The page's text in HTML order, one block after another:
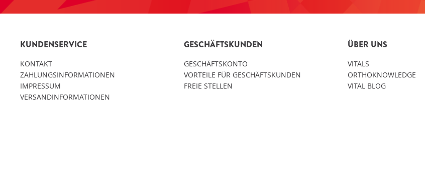
KUNDENSERVICE
KONTAKT
ZAHLUNGSINFORMATIONEN
IMPRESSUM
VERSANDINFORMATIONEN
GESCHÄFTSKUNDEN
GESCHÄFTSKONTO
VORTEILE FÜR GESCHÄFTSKUNDEN
FREIE STELLEN
ÜBER UNS
VITALS
ORTHOKNOWLEDGE
VITAL BLOG